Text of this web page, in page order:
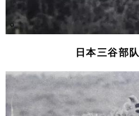
日本三谷部